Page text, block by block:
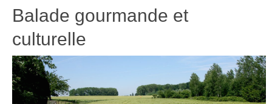
Balade gourmande et
culturelle